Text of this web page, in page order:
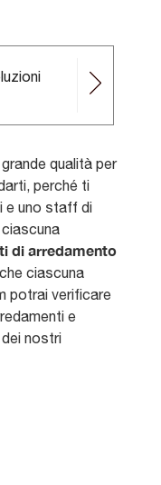
qualità per
perché ti
e uno staff di
di arredamento
ciascuna
potrai verificare
e
nostri